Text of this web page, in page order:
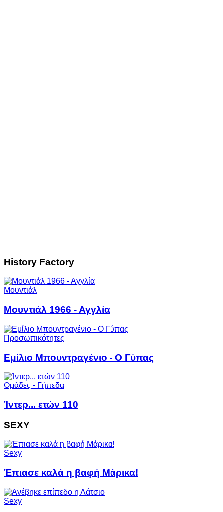
History Factory
Μουντιάλ
Μουντιάλ 1966 - Αγγλία
Προσωπικότητες
Εμίλιο Μπουντραγένιο - Ο Γύπας
Ομάδες - Γήπεδα
Ίντερ... ετών 110
SEXY
Sexy
Έπιασε καλά η βαφή Μάρικα!
Sexy